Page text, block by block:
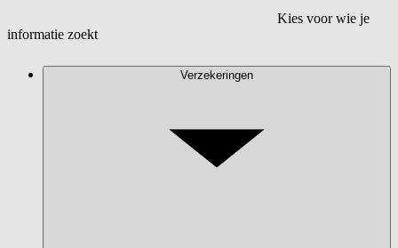
Kies voor wie je
informatie zoekt
Verzekeringen